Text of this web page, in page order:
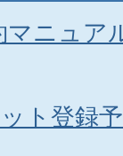
ニュア
ト登録